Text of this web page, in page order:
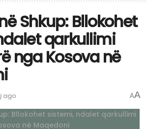
Shkup: Bllokohet
qarkullimi
nga Kosova në
ago AA